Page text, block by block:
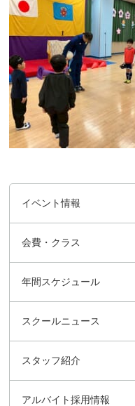
イベント情報
会費・クラス
年間スケジュール
スクールニュース
スタッフ紹介
アルバイト採用情報